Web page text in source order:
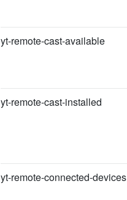
yt-remote-cast-available
yt-remote-cast-installed
yt-remote-connected-devices